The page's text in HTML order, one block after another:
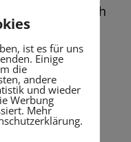
Wenn Sie auch
Fassade
Heims
uns zu
in Ihre Welt!
ist es für uns
Einige
die
andere
und wieder
Werbung
Mehr